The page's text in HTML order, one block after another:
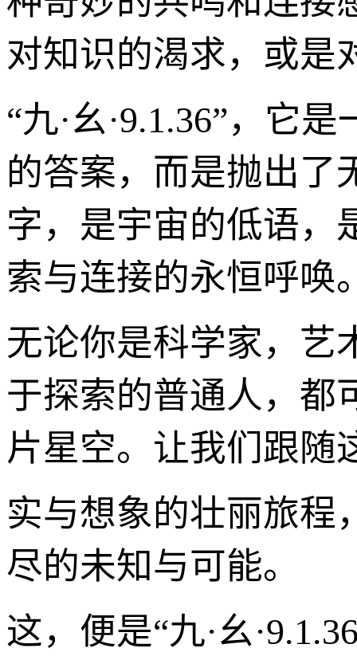
对知识的渴求，或是
“九·幺·9.1.36”，它
的答案，而是抛出了
字，是宇宙的低语，
索与连接的永恒呼唤
无论你是科学家，艺
于探索的普通人，都
片星空。让我们跟随
实与想象的壮丽旅程
尽的未知与可能。
这，便是“九·幺